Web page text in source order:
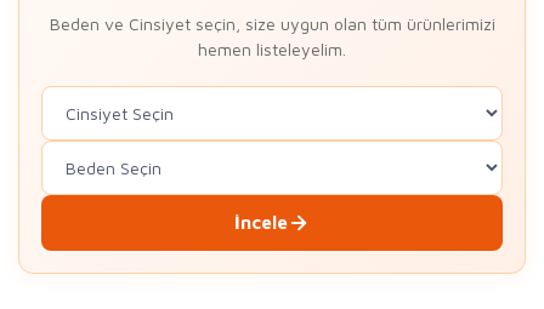
Beden ve Cinsiyet seçin, size uygun olan tüm ürünlerimizi
hemen listeleyelim.
İncele